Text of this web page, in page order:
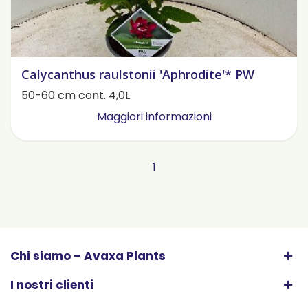
Calycanthus raulstonii 'Aphrodite'* PW
50-60 cm cont. 4,0L
Maggiori informazioni
1
Chi siamo – Avaxa Plants
I nostri clienti